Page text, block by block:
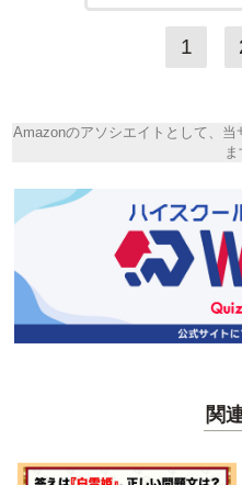
1
Amazonのアソシエイトとして、
ま
関